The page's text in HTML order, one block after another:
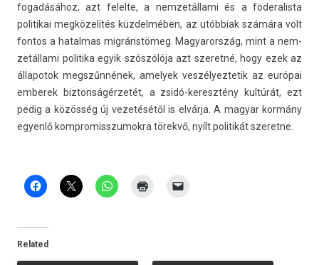
fogadásához, azt felel­te, a nem­zetál­lami és a föderalis­ta
politikai megközelítés küzdelmében, az utóbbiak számára volt
fon­tos a hatal­mas migránstömeg. Magyarország, mint a nem­
zetál­lami politika egyik szószólója azt szeretné, hogy ezek az
állapotok megszűnnének, amelyek ves­zélyez­tetik az európai
em­berek bi­zton­ságér­zetét, a zsidó-keresztény kultúrát, ezt
pedig a közösség új vezetésétől is elvárja. A magyar kormány
egyenlő kompromisszumok­ra törekvő, nyílt politikát szeret­ne.
Related